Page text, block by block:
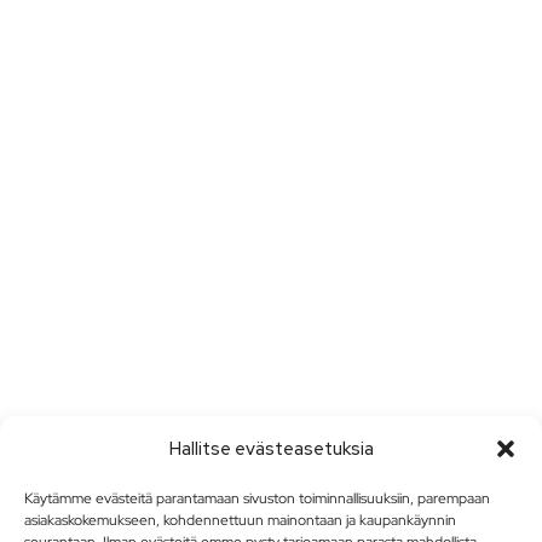
Hallitse evästeasetuksia
Käytämme evästeitä parantamaan sivuston toiminnallisuuksiin, parempaan
asiakaskokemukseen, kohdennettuun mainontaan ja kaupankäynnin